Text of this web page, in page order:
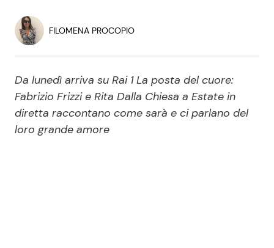
Persone Scomparse
Soap Opera
ShowBiz
FILOMENA PROCOPIO
Da lunedì arriva su Rai 1 La posta del cuore:
Fabrizio Frizzi e Rita Dalla Chiesa a Estate in
diretta raccontano come sarà e ci parlano del
loro grande amore